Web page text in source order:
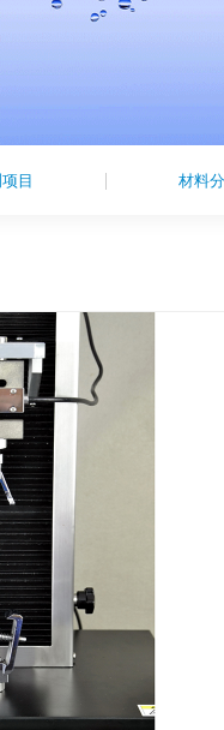
目 材料